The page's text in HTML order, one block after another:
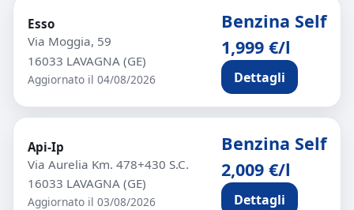
Esso
Via Moggia, 59
16033 LAVAGNA (GE)
Aggiornato il 04/08/2026
Benzina Self
1,999 €/l
Dettagli
Api-Ip
Via Aurelia Km. 478+430 S.C.
16033 LAVAGNA (GE)
Aggiornato il 03/08/2026
Benzina Self
2,009 €/l
Dettagli